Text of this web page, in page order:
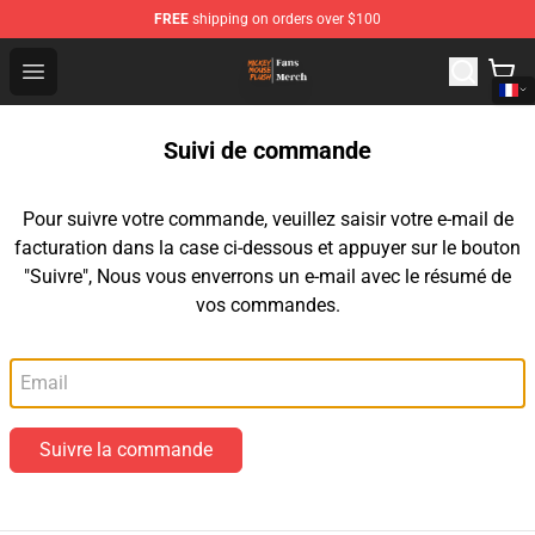
FREE shipping on orders over $100
Open menu
Mickey Mouse Plush Shop - The Best Store of Mickey
Suivi de commande
Pour suivre votre commande, veuillez saisir votre e-mail de
facturation dans la case ci-dessous et appuyer sur le bouton
"Suivre", Nous vous enverrons un e-mail avec le résumé de
vos commandes.
Suivre la commande